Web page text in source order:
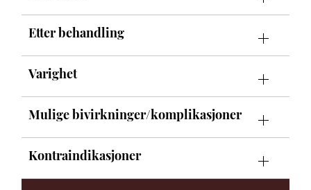
Etter behandling
Varighet
Mulige bivirkninger/komplikasjoner
Kontraindikasjoner